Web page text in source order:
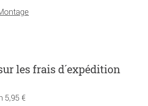
les frais d´expédition
5,95 €